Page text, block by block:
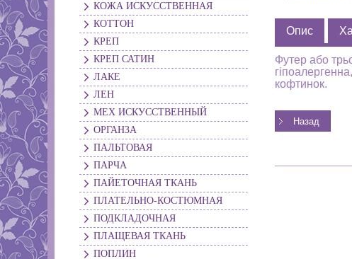
КОЖА ИСКУССТВЕННАЯ
КОТТОН
КРЕП
КРЕП САТИН
ЛАКЕ
ЛЕН
МЕХ ИСКУССТВЕННЫЙ
ОРГАНЗА
ПАЛЬТОВАЯ
ПАРЧА
ПАЙЕТОЧНАЯ ТКАНЬ
ПЛАТЕЛЬНО-КОСТЮМНАЯ
ПОДКЛАДОЧНАЯ
ПЛАЩЕВАЯ ТКАНЬ
ПОПЛИН
Опис
Футер або
кофтинок.